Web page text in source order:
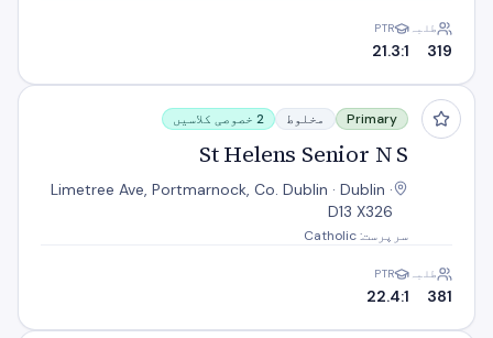
طلبہ
319
PTR
21.3:1
St Helens Senior N S
Primary مخلوط 2 خصوصی کلاسیں
St Helens Senior N S
Limetree Ave, Portmarnock, Co. Dublin · Dublin ·
D13 X326
سرپرست: Catholic
طلبہ
381
PTR
22.4:1